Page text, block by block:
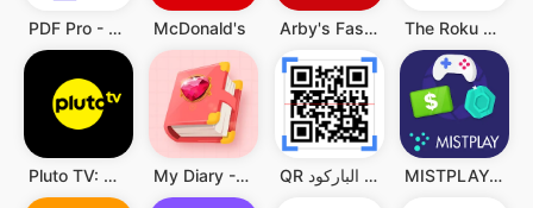
PDF Pro - Reader & Maker McDonald's Arby's Fast Food Sandwiches The Roku App (Official)
Pluto TV: Watch Free Movies/TV My Diary - Diary With Lock QR قارئ رمز & قارئ الباركود MISTPLAY: Play to Earn Money